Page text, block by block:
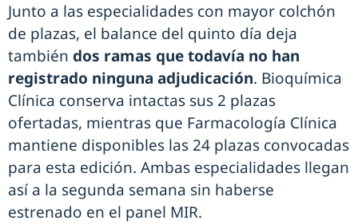
Junto a las especialidades con mayor colchón
de plazas, el balance del quinto día deja
también dos ramas que todavía no han
registrado ninguna adjudicación. Bioquímica
Clínica conserva intactas sus 2 plazas
ofertadas, mientras que Farmacología Clínica
mantiene disponibles las 24 plazas convocadas
para esta edición. Ambas especialidades llegan
así a la segunda semana sin haberse
estrenado en el panel MIR.